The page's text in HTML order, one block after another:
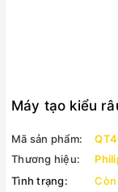
Máy tạo kiểu
Mã sản phẩm:
Thương hiệu:
Tình trạng: